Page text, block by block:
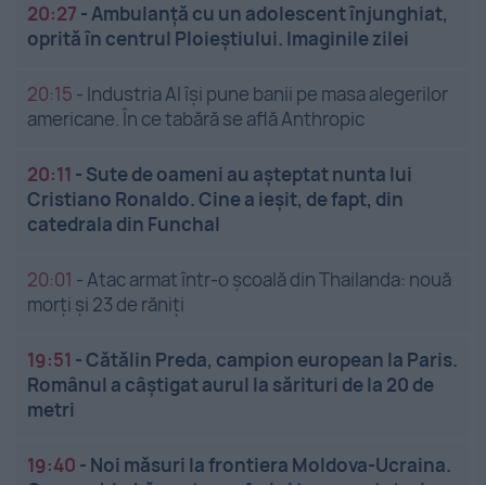
20:27 -Ambulanță cu un adolescent înjunghiat,
oprită în centrul Ploieștiului. Imaginile zilei
20:15 - Industria AI își pune banii pe masa alegerilor
americane. În ce tabără se află Anthropic
20:11 - Sute de oameni au așteptat nunta lui
Cristiano Ronaldo. Cine a ieșit, de fapt, din
catedrala din Funchal
20:01 -Atac armat într-o școală din Thailanda: nouă
morți și 23 de răniți
19:51 -Cătălin Preda, campion european la Paris.
Românul a câștigat aurul la sărituri de la 20 de
metri
19:40 - Noi măsuri la frontiera Moldova-Ucraina.